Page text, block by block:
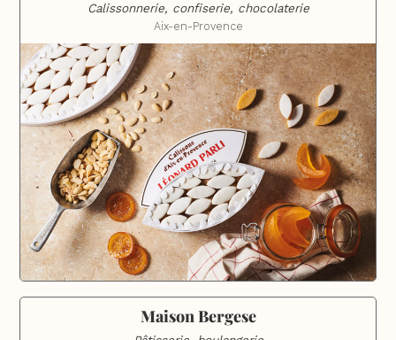
Calissonnerie, confiserie, chocolaterie
Aix-en-Provence
Maison Bergese